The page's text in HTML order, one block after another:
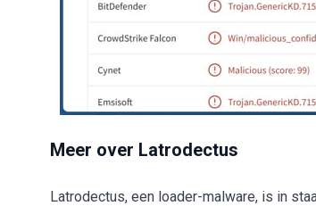
Meer over Latrodectus
Latrodectus, een loader-malware, is in